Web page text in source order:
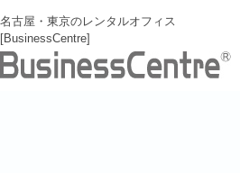
名古屋・東京のレンタルオフィス
[BusinessCentre]